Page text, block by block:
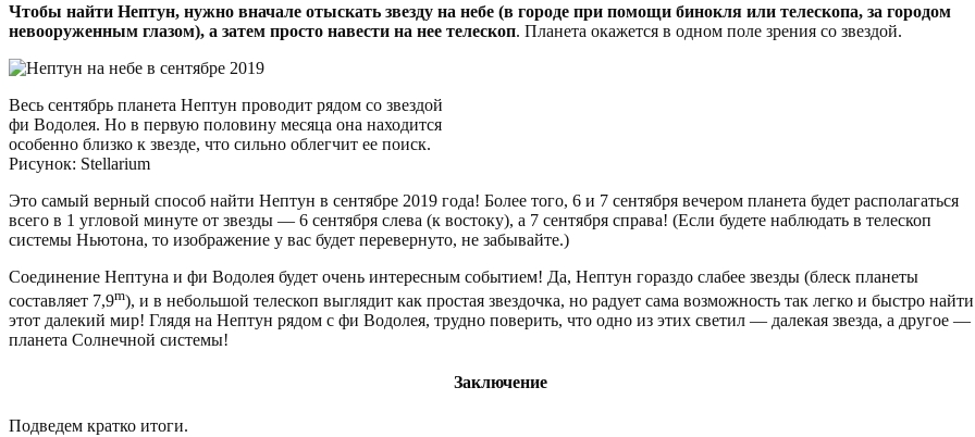
Чтобы найти Нептун, нужно вначале отыскать звезду на небе (в городе при помощи бинокля или телескопа, за городом
невооруженным глазом), а затем просто навести на нее телескоп. Планета окажется в одном поле зрения со звездой.
Весь сентябрь планета Нептун проводит рядом со звездой
фи Водолея. Но в первую половину месяца она находится
особенно близко к звезде, что сильно облегчит ее поиск.
Рисунок: Stellarium
Это самый верный способ найти Нептун в сентябре 2019 года! Более того, 6 и 7 сентября вечером планета будет располагаться
всего в 1 угловой минуте от звезды — 6 сентября слева (к востоку), а 7 сентября справа! (Если будете наблюдать в телескоп
системы Ньютона, то изображение у вас будет перевернуто, не забывайте.)
Соединение Нептуна и фи Водолея будет очень интересным событием! Да, Нептун гораздо слабее звезды (блеск планеты
составляет 7,9m), и в небольшой телескоп выглядит как простая звездочка, но радует сама возможность так легко и быстро найти
этот далекий мир! Глядя на Нептун рядом с фи Водолея, трудно поверить, что одно из этих светил — далекая звезда, а другое —
планета Солнечной системы!
Заключение
Подведем кратко итоги.